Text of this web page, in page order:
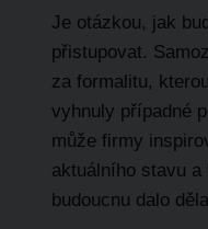
Je otázkou, jak
přistupovat.
za formalitu,
vyhnuly případné
může firmy
aktuálního stavu
budoucnu dalo